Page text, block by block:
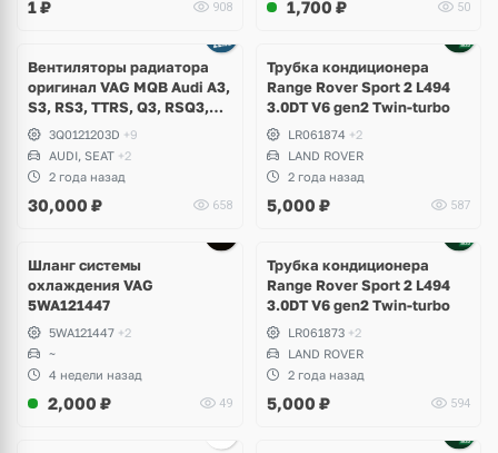
1₽ 908 1,700 ₽ 50
Вентиляторы радиатора
оригинал VAG MQB Audi A3,
S3, RS3, TTRS, Q3, RSQ3,
Volkswagen Tiguan 2,
Allspace, Arteon, Passat B8,
Multivan, Transporter T6,
Skoda Kodiaq, Karoq,
Superb
3Q0121203D +9
AUDI, SEAT +2
2 года назад
30,000 ₽ 658
Трубка кондиционера
Range Rover Sport 2 L494
3.0DT V6 gen2 Twin-turbo
LR061874 +2
LAND ROVER
2 года назад
5,000 ₽ 587
Шланг системы
охлаждения VAG
5WA121447
5WA121447 +2
~
4 недели назад
2,000 ₽ 49
Трубка кондиционера
Range Rover Sport 2 L494
3.0DT V6 gen2 Twin-turbo
LR061873 +2
LAND ROVER
2 года назад
5,000 ₽ 594